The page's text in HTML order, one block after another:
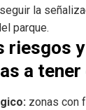
la
parque.
riesgos y
a tener
zonas con